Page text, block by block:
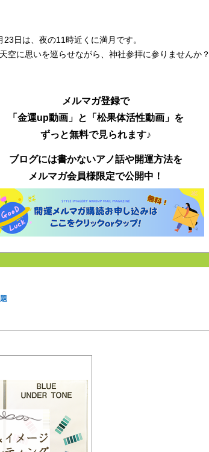
日は、夜の11時近くに満月です。
空に思いを巡らせながら、 神社参拝に参りませんか？
メルマガ登録で
「金運up動画」と「松果体活性動画」を
ずっと無料で見られます♪
ブログには書かないアノ話や開運方法を
メルマガ会員様限定で公開中！